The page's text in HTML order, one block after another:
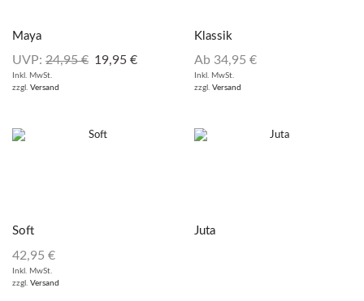
Maya
UVP: 24,95€ 19,95 €
Inkl. MwSt.
zzgl. Versand
Klassik
Ab 34,95 €
Inkl. MwSt.
zzgl. Versand
Soft
42,95 €
Inkl. MwSt.
zzgl. Versand
Juta